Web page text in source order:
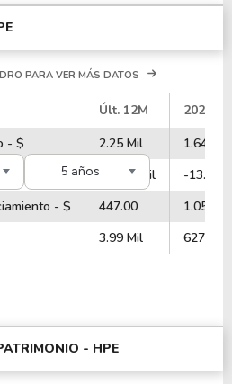
5 años
PARA VER MÁS DATOS
Últ. 12M
2025
- $
2.25 Mil
1.64 Mil
- $
-13.17 Mil
-13.19
- $
447.00
1.05 Mil
3.99 Mil 627.00
- HPE